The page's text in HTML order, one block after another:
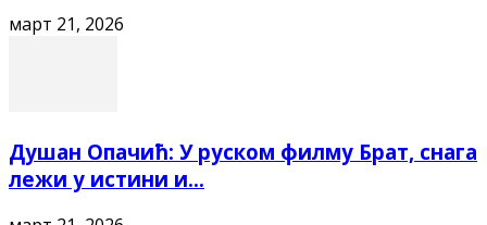
март 21, 2026
Душан Опачић: У руском филму Брат, снага
лежи у истини и...